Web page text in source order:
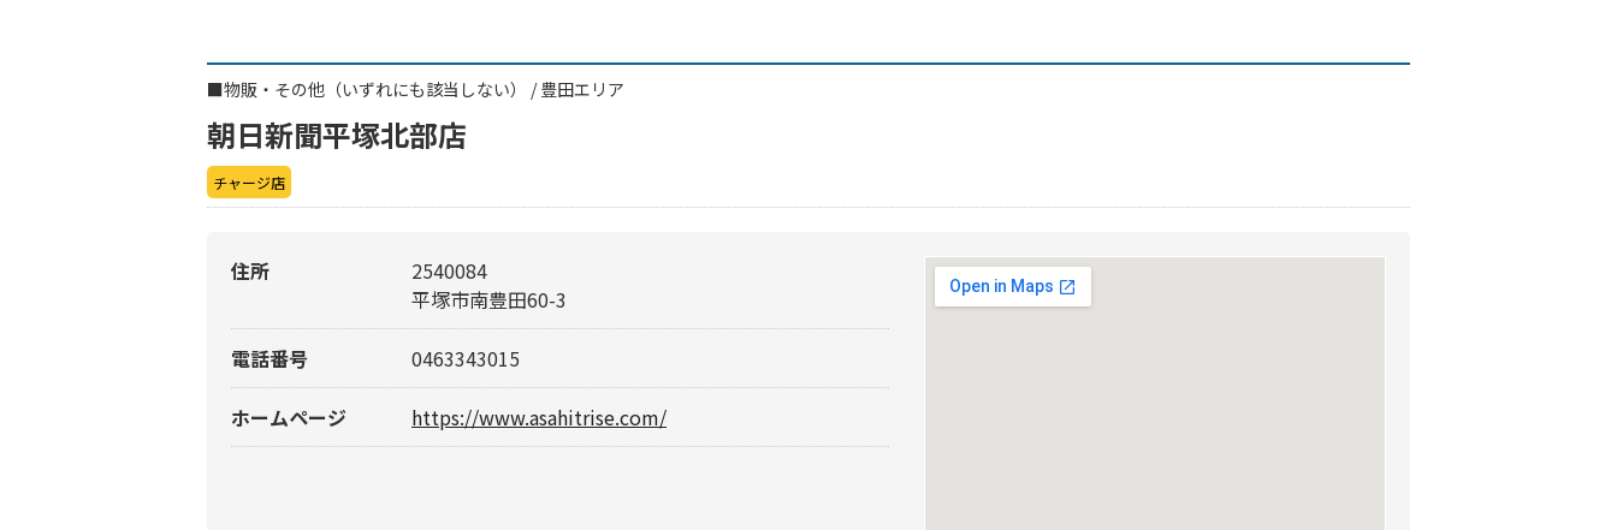
■物販・その他（いずれにも該当しない） /豊田エリア
朝日新聞平塚北部店
チャージ店
住所
2540084
平塚市南豊田60-3
電話番号 0463343015
ホームページ https://www.asahitrise.com/